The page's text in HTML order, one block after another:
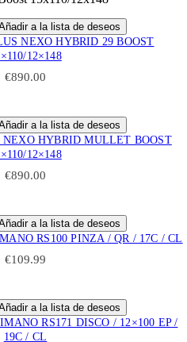
a la lista de deseos
Este
producto
múltiples
opciones
se
pueden
elegir
en
página
de
producto
NEXO HYBRID 29 BOOST
12×148
€890.00
a la lista de deseos
Este
producto
múltiples
opciones
se
pueden
elegir
la
página
de
producto
NEXO HYBRID MULLET BOOST
12×148
€890.00
a la lista de deseos
RS100 PINZA / QR / 17C / CL
€109.99
a la lista de deseos
RS171 DISCO / 12×100 EP /
19C / CL